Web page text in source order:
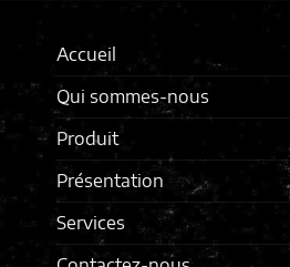
Accueil
Qui sommes-nous
Produit
Présentation
Services